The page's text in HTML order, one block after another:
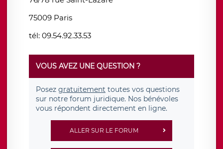
75009 Paris
tél: 09.54.92.33.53
VOUS AVEZ UNE QUESTION ?
Posez gratuitement toutes vos questions
sur notre forum juridique. Nos bénévoles
vous répondent directement en ligne.
ALLER SUR LE FORUM